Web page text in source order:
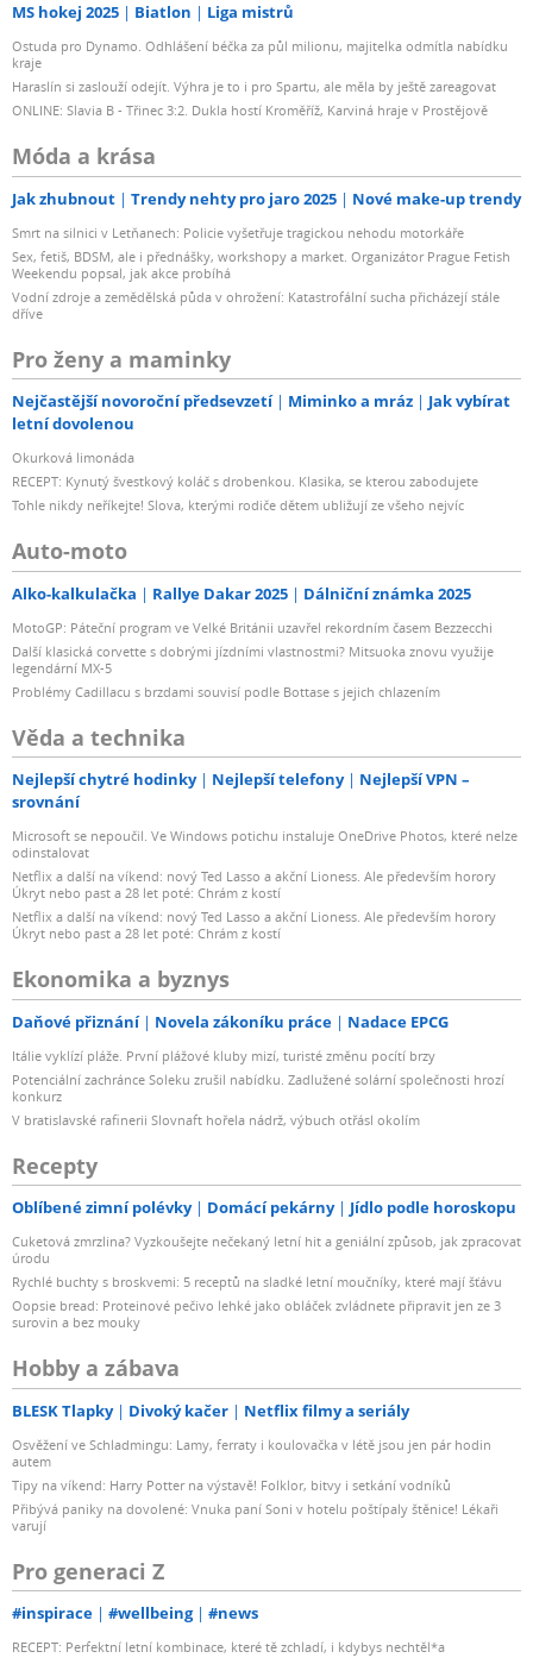
MS hokej 2025 Biatlon Liga mistrů
Ostuda pro Dynamo. Odhlášení béčka za půl milionu, majitelka odmítla nabídku
kraje
Haraslín si zaslouží odejít. Výhra je to i pro Spartu, ale měla by ještě zareagovat
ONLINE: Slavia B - Třinec 3:2. Dukla hostí Kroměříž, Karviná hraje v Prostějově
Móda a krása
Jak zhubnout Trendy nehty pro jaro 2025 Nové make-up trendy
Smrt na silnici v Letňanech: Policie vyšetřuje tragickou nehodu motorkáře
Sex, fetiš, BDSM, ale i přednášky, workshopy a market. Organizátor Prague Fetish
Weekendu popsal, jak akce probíhá
Vodní zdroje a zemědělská půda v ohrožení: Katastrofální sucha přicházejí stále
dříve
Pro ženy a maminky
Nejčastější novoroční předsevzetí Miminko a mráz
Jak vybírat
letní dovolenou
Okurková limonáda
RECEPT: Kynutý švestkový koláč s drobenkou. Klasika, se kterou zabodujete
Tohle nikdy neříkejte! Slova, kterými rodiče dětem ubližují ze všeho nejvíc
Auto-moto
Alko-kalkulačka Rallye Dakar 2025 Dálniční známka 2025
MotoGP: Páteční program ve Velké Británii uzavřel rekordním časem Bezzecchi
Další klasická corvette s dobrými jízdními vlastnostmi? Mitsuoka znovu využije
legendární MX-5
Problémy Cadillacu s brzdami souvisí podle Bottase s jejich chlazením
Věda a technika
Nejlepší chytré hodinky Nejlepší telefony
Nejlepší VPN –
srovnání
Microsoft se nepoučil. Ve Windows potichu instaluje OneDrive Photos, které nelze
odinstalovat
Netflix a další na víkend: nový Ted Lasso a akční Lioness. Ale především horory
Úkryt nebo past a 28 let poté: Chrám z kostí
Netflix a další na víkend: nový Ted Lasso a akční Lioness. Ale především horory
Úkryt nebo past a 28 let poté: Chrám z kostí
Ekonomika a byznys
Daňové přiznání Novela zákoníku práce Nadace EPCG
Itálie vyklízí pláže. První plážové kluby mizí, turisté změnu pocítí brzy
Potenciální zachránce Soleku zrušil nabídku. Zadlužené solární společnosti hrozí
konkurz
V bratislavské rafinerii Slovnaft hořela nádrž, výbuch otřásl okolím
Recepty
Oblíbené zimní polévky Domácí pekárny Jídlo podle horoskopu
Cuketová zmrzlina? Vyzkoušejte nečekaný letní hit a geniální způsob, jak zpracovat
úrodu
Rychlé buchty s broskvemi: 5 receptů na sladké letní moučníky, které mají šťávu
Oopsie bread: Proteinové pečivo lehké jako obláček zvládnete připravit jen ze 3
surovin a bez mouky
Hobby a zábava
BLESK Tlapky Divoký kačer Netflix filmy a seriály
Osvěžení ve Schladmingu: Lamy, ferraty i koulovačka v létě jsou jen pár hodin
autem
Tipy na víkend: Harry Potter na výstavě! Folklor, bitvy i setkání vodníků
Přibývá paniky na dovolené: Vnuka paní Soni v hotelu poštípaly štěnice! Lékaři
varují
Pro generaci Z
#inspirace #wellbeing #news
RECEPT: Perfektní letní kombinace, které tě zchladí, i kdybys nechtěl*a